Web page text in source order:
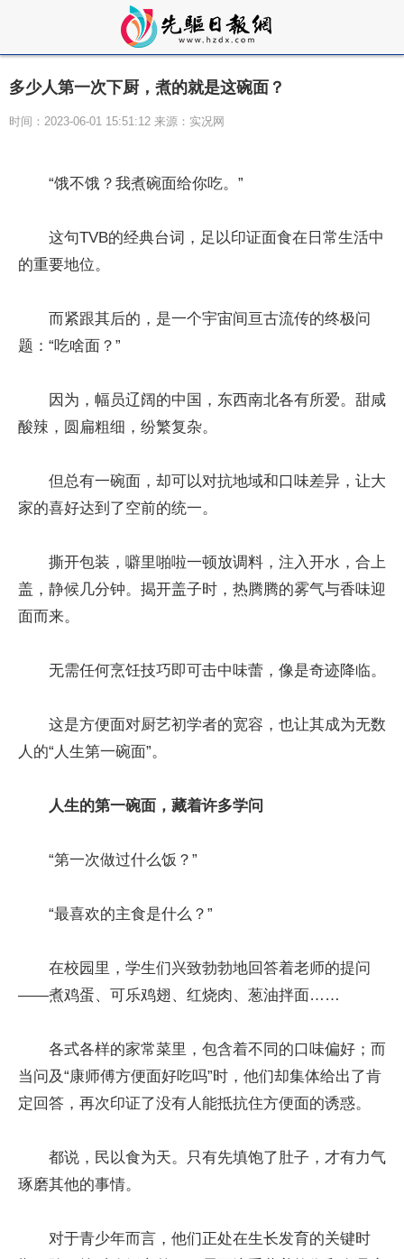
多少人第一次下厨，煮的就是这碗面？
时间：2023-06-01 15:51:12 来源：实况网
“饿不饿？我煮碗面给你吃。”
这句TVB的经典台词，足以印证面食在日常生活中
的重要地位。
而紧跟其后的，是一个宇宙间亘古流传的终极问
题：“吃啥面？”
因为，幅员辽阔的中国，东西南北各有所爱。甜咸
酸辣，圆扁粗细，纷繁复杂。
但总有一碗面，却可以对抗地域和口味差异，让大
家的喜好达到了空前的统一。
撕开包装，噼里啪啦一顿放调料，注入开水，合上
盖，静候几分钟。揭开盖子时，热腾腾的雾气与香味迎
面而来。
无需任何烹饪技巧即可击中味蕾，像是奇迹降临。
这是方便面对厨艺初学者的宽容，也让其成为无数
人的“人生第一碗面”。
人生的第一碗面，藏着许多学问
“第一次做过什么饭？”
“最喜欢的主食是什么？”
在校园里，学生们兴致勃勃地回答着老师的提问
——煮鸡蛋、可乐鸡翅、红烧肉、葱油拌面……
各式各样的家常菜里，包含着不同的口味偏好；而
当问及“康师傅方便面好吃吗”时，他们却集体给出了肯
定回答，再次印证了没有人能抵抗住方便面的诱惑。
都说，民以食为天。只有先填饱了肚子，才有力气
琢磨其他的事情。
对于青少年而言，他们正处在生长发育的关键时